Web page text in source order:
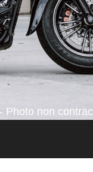
Photo non